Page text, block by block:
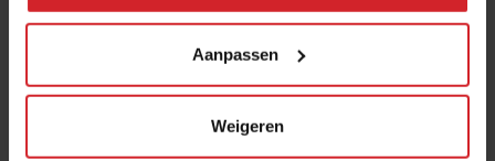
Aanpassen
Weigeren
Ubel Zuiderveld